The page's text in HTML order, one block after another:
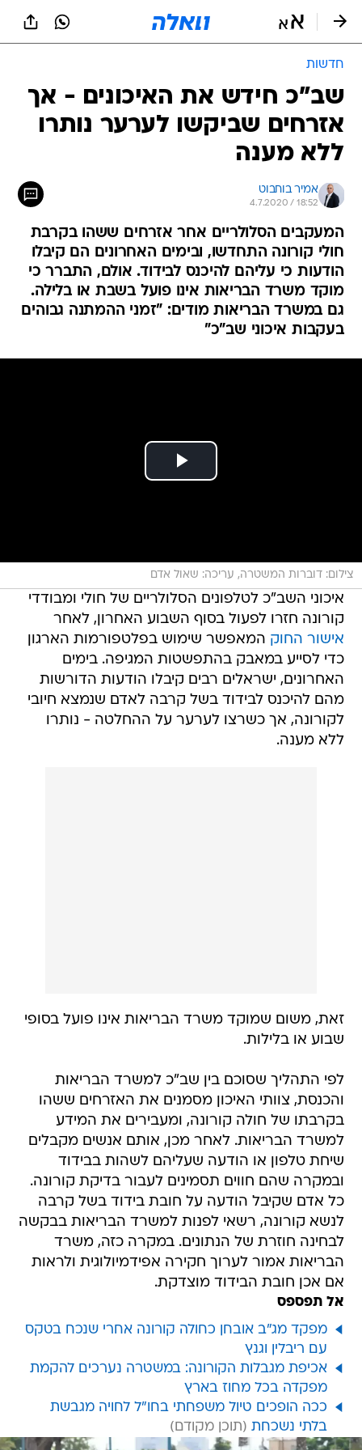
חדשות
שב"כ חידש את האיכונים - אך
אזרחים שביקשו לערער נותרו
ללא מענה
אמיר בוחבוט
4.7.2020 / 18:52
המעקבים הסלולריים אחר אזרחים ששהו בקרבת
חולי קורונה התחדשו, ובימים האחרונים הם קיבלו
הודעות כי עליהם להיכנס לבידוד. אולם, התברר כי
מוקד משרד הבריאות אינו פועל בשבת או בלילה.
גם במשרד הבריאות מודים: "זמני ההמתנה גבוהים
בעקבות איכוני שב"כ"
צילום: דוברות המשטרה, עריכה: שאול אדם
איכוני השב"כ לטלפונים הסלולריים של חולי ומבודדי
קורונה חזרו לפעול בסוף השבוע האחרון, לאחר
אישור החוק המאפשר שימוש בפלטפורמות הארגון
כדי לסייע במאבק בהתפשטות המגיפה. בימים
האחרונים, ישראלים רבים קיבלו הודעות הדורשות
מהם להיכנס לבידוד בשל קרבה לאדם שנמצא חיובי
לקורונה, אך כשרצו לערער על ההחלטה - נותרו
ללא מענה.
זאת, משום שמוקד משרד הבריאות אינו פועל בסופי
שבוע או בלילות.
לפי התהליך שסוכם בין שב"כ למשרד הבריאות
והכנסת, צוותי האיכון מסמנים את האזרחים ששהו
בקרבתו של חולה קורונה, ומעבירים את המידע
למשרד הבריאות. לאחר מכן, אותם אנשים מקבלים
שיחת טלפון או הודעה שעליהם לשהות בבידוד
ובמקרה שהם חווים תסמינים לעבור בדיקת קורונה.
כל אדם שקיבל הודעה על חובת בידוד בשל קרבה
לנשא קורונה, רשאי לפנות למשרד הבריאות בבקשה
לבחינה חוזרת של הנתונים. במקרה כזה, משרד
הבריאות אמור לערוך חקירה אפידמיולוגית ולראות
אם אכן חובת הבידוד מוצדקת.
אל תפספס
מפקד מג"ב אובחן כחולה קורונה אחרי שנכח בטקס
עם ריבלין וגנץ
אכיפת מגבלות הקורונה: במשטרה נערכים להקמת
מפקדה בכל מחוז בארץ
ככה הופכים טיול משפחתי בחו"ל לחויה מגבשת
בלתי נשכחת